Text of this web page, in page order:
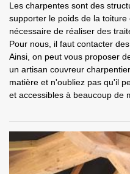
Les charpentes sont des
supporter le poids de la
nécessaire de réaliser des
Pour nous, il faut contacter
Ainsi, on peut vous proposer
un artisan couvreur
matière et n'oubliez pas qu'il
et accessibles à beaucoup de